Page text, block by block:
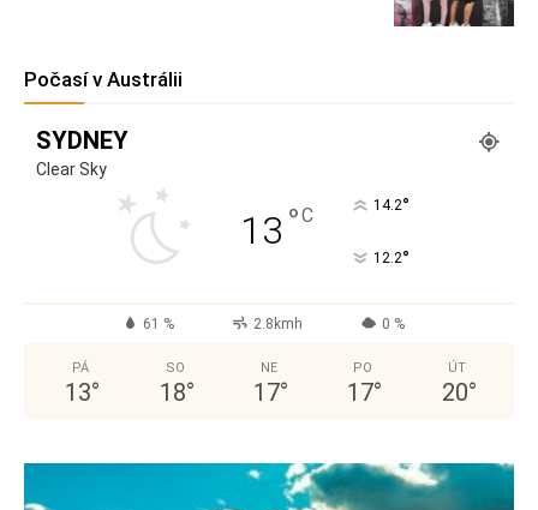
Počasí v Austrálii
SYDNEY
Clear Sky
13 °C 14.2°
12.2°
61 % 2.8kmh 0 %
PÁ
13°
SO
18°
NE
17°
PO
17°
ÚT
20°